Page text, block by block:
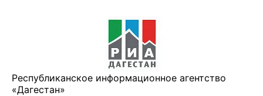
Республиканское информационное агентство
«Дагестан»